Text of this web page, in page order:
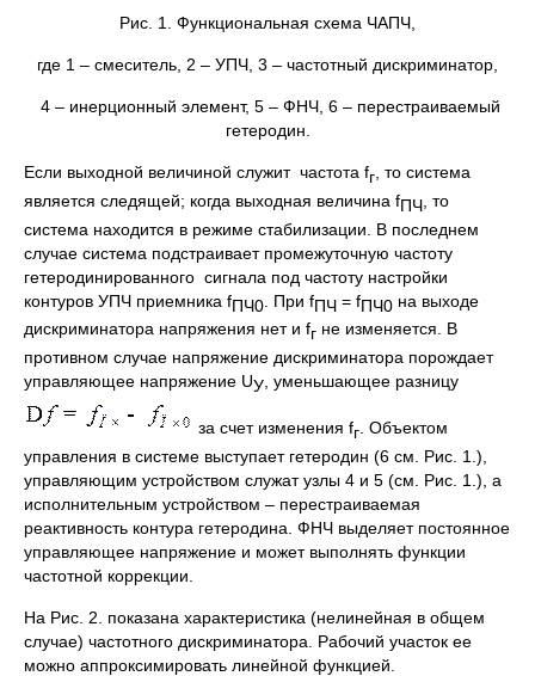
Рис. 1. Функциональная схема ЧАПЧ,
где 1 – смеситель, 2 – УПЧ, 3 – частотный дискриминатор,
4 – инерционный элемент, 5 – ФНЧ, 6 – перестраиваемый
гетеродин.
Если выходной величиной служит частота fг , то система
является следящей; когда выходная величина fПЧ , то
система находится в режиме стабилизации. В последнем
случае система подстраивает промежуточную частоту
гетеродинированного сигнала под частоту настройки
контуров УПЧ приемника fПЧ0 . При fПЧ = fПЧ0 на выходе
дискриминатора напряжения нет и fг не изменяется. В
противном случае напряжение дискриминатора порождает
управляющее напряжение UУ , уменьшающее разницу
за счет изменения fг . Объектом
управления в системе выступает гетеродин (6 см. Рис. 1.),
управляющим устройством служат узлы 4 и 5 (см. Рис. 1.), а
исполнительным устройством – перестраиваемая
реактивность контура гетеродина. ФНЧ выделяет постоянное
управляющее напряжение и может выполнять функции
частотной коррекции.
На Рис. 2. показана характеристика (нелинейная в общем
случае) частотного дискриминатора. Рабочий участок ее
можно аппроксимировать линейной функцией.